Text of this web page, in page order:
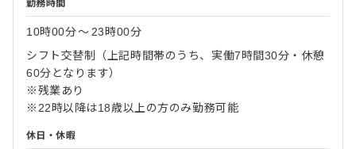
勤務時間
10時00分〜 23時00分
シフト交替制（上記時間帯のうち、実働7時間30分・休憩
60分となります）
※残業あり
※22時以降は18歳以上の方のみ勤務可能
休日・休暇